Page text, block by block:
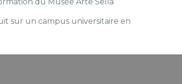
sur un campus universitaire en